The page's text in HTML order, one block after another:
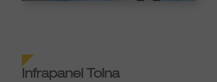
Infrapanel Tolna